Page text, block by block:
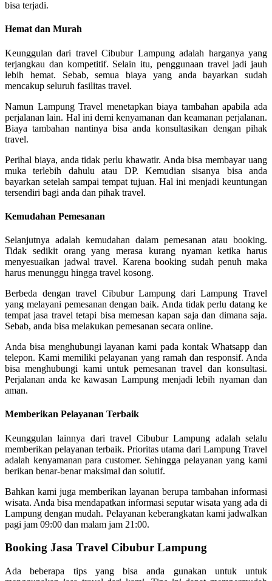
bisa terjadi.
Hemat dan Murah
Keunggulan dari travel Cibubur Lampung adalah harganya yang
terjangkau dan kompetitif. Selain itu, penggunaan travel jadi jauh
lebih hemat. Sebab, semua biaya yang anda bayarkan sudah
mencakup seluruh fasilitas travel.
Namun Lampung Travel menetapkan biaya tambahan apabila ada
perjalanan lain. Hal ini demi kenyamanan dan keamanan perjalanan.
Biaya tambahan nantinya bisa anda konsultasikan dengan pihak
travel.
Perihal biaya, anda tidak perlu khawatir. Anda bisa membayar uang
muka terlebih dahulu atau DP. Kemudian sisanya bisa anda
bayarkan setelah sampai tempat tujuan. Hal ini menjadi keuntungan
tersendiri bagi anda dan pihak travel.
Kemudahan Pemesanan
Selanjutnya adalah kemudahan dalam pemesanan atau booking.
Tidak sedikit orang yang merasa kurang nyaman ketika harus
menyesuaikan jadwal travel. Karena booking sudah penuh maka
harus menunggu hingga travel kosong.
Berbeda dengan travel Cibubur Lampung dari Lampung Travel
yang melayani pemesanan dengan baik. Anda tidak perlu datang ke
tempat jasa travel tetapi bisa memesan kapan saja dan dimana saja.
Sebab, anda bisa melakukan pemesanan secara online.
Anda bisa menghubungi layanan kami pada kontak Whatsapp dan
telepon. Kami memiliki pelayanan yang ramah dan responsif. Anda
bisa menghubungi kami untuk pemesanan travel dan konsultasi.
Perjalanan anda ke kawasan Lampung menjadi lebih nyaman dan
aman.
Memberikan Pelayanan Terbaik
Keunggulan lainnya dari travel Cibubur Lampung adalah selalu
memberikan pelayanan terbaik. Prioritas utama dari Lampung Travel
adalah kenyamanan para customer. Sehingga pelayanan yang kami
berikan benar-benar maksimal dan solutif.
Bahkan kami juga memberikan layanan berupa tambahan informasi
wisata. Anda bisa mendapatkan informasi seputar wisata yang ada di
Lampung dengan mudah. Pelayanan keberangkatan kami jadwalkan
pagi jam 09:00 dan malam jam 21:00.
Booking Jasa Travel Cibubur Lampung
Ada beberapa tips yang bisa anda gunakan untuk untuk